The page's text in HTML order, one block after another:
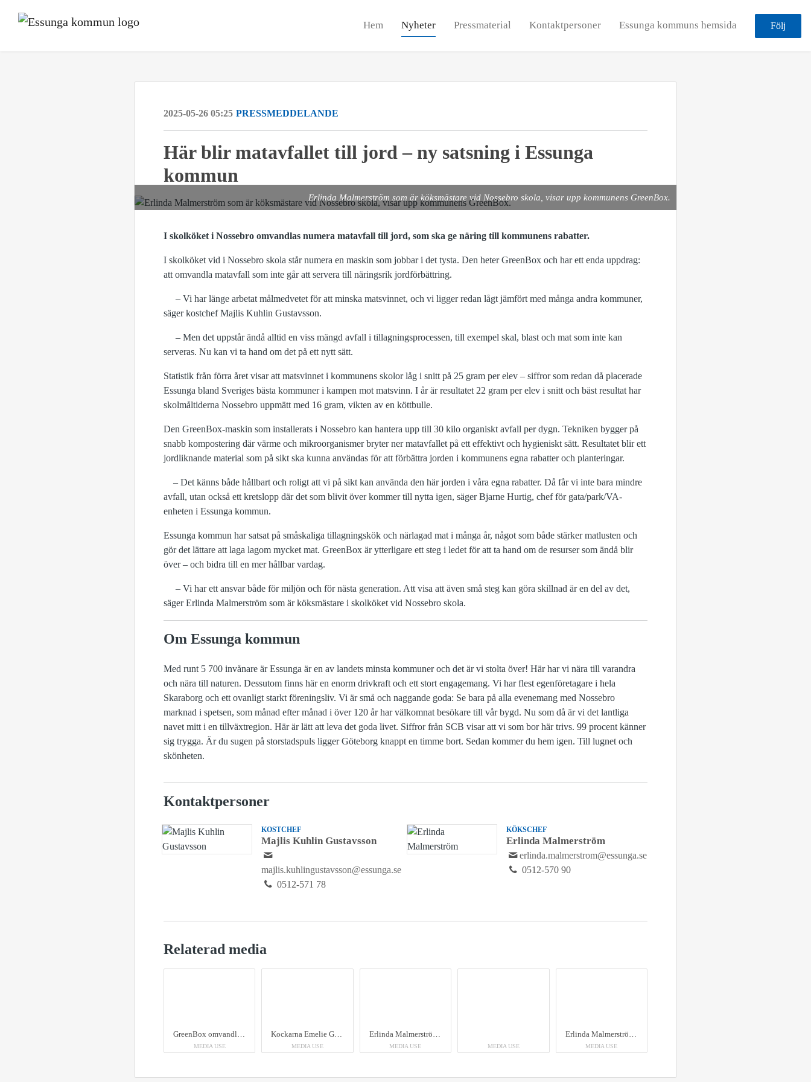
Hem Nyheter Pressmaterial Kontaktpersoner Essunga kommuns hemsida Följ
2025-05-26 05:25 PRESSMEDDELANDE
Här blir matavfallet till jord – ny satsning i Essunga
kommun
Erlinda Malmerström som är köksmästare vid Nossebro skola, visar upp kommunens GreenBox.
I skolköket i Nossebro omvandlas numera matavfall till jord, som ska ge näring till kommunens rabatter.
I skolköket vid i Nossebro skola står numera en maskin som jobbar i det tysta. Den heter GreenBox och har ett enda uppdrag:
att omvandla matavfall som inte går att servera till näringsrik jordförbättring.
– Vi har länge arbetat målmedvetet för att minska matsvinnet, och vi ligger redan lågt jämfört med många andra kommuner,
säger kostchef Majlis Kuhlin Gustavsson.
– Men det uppstår ändå alltid en viss mängd avfall i tillagningsprocessen, till exempel skal, blast och mat som inte kan
serveras. Nu kan vi ta hand om det på ett nytt sätt.
Statistik från förra året visar att matsvinnet i kommunens skolor låg i snitt på 25 gram per elev – siffror som redan då placerade
Essunga bland Sveriges bästa kommuner i kampen mot matsvinn. I år är resultatet 22 gram per elev i snitt och bäst resultat har
skolmåltiderna Nossebro uppmätt med 16 gram, vikten av en köttbulle.
Den GreenBox-maskin som installerats i Nossebro kan hantera upp till 30 kilo organiskt avfall per dygn. Tekniken bygger på
snabb kompostering där värme och mikroorganismer bryter ner matavfallet på ett effektivt och hygieniskt sätt. Resultatet blir ett
jordliknande material som på sikt ska kunna användas för att förbättra jorden i kommunens egna rabatter och planteringar.
– Det känns både hållbart och roligt att vi på sikt kan använda den här jorden i våra egna rabatter. Då får vi inte bara mindre
avfall, utan också ett kretslopp där det som blivit över kommer till nytta igen, säger Bjarne Hurtig, chef för gata/park/VA-
enheten i Essunga kommun.
Essunga kommun har satsat på småskaliga tillagningskök och närlagad mat i många år, något som både stärker matlusten och
gör det lättare att laga lagom mycket mat. GreenBox är ytterligare ett steg i ledet för att ta hand om de resurser som ändå blir
över – och bidra till en mer hållbar vardag.
– Vi har ett ansvar både för miljön och för nästa generation. Att visa att även små steg kan göra skillnad är en del av det,
säger Erlinda Malmerström som är köksmästare i skolköket vid Nossebro skola.
Om Essunga kommun
Med runt 5 700 invånare är Essunga är en av landets minsta kommuner och det är vi stolta över! Här har vi nära till varandra
och nära till naturen. Dessutom finns här en enorm drivkraft och ett stort engagemang. Vi har flest egenföretagare i hela
Skaraborg och ett ovanligt starkt föreningsliv. Vi är små och naggande goda: Se bara på alla evenemang med Nossebro
marknad i spetsen, som månad efter månad i över 120 år har välkomnat besökare till vår bygd. Nu som då är vi det lantliga
navet mitt i en tillväxtregion. Här är lätt att leva det goda livet. Siffror från SCB visar att vi som bor här trivs. 99 procent känner
sig trygga. Är du sugen på storstadspuls ligger Göteborg knappt en timme bort. Sedan kommer du hem igen. Till lugnet och
skönheten.
Kontaktpersoner
KOSTCHEF
Majlis Kuhlin Gustavsson
majlis.kuhlingustavsson@essunga.se
0512-571 78
KÖKSCHEF
Erlinda Malmerström
erlinda.malmerstrom@essunga.se
0512-570 90
Relaterad media
GreenBox omvandlar matavfall till näringsrik jordförbättring.
MEDIA USE
Kockarna Emelie Gustavsson, Martina Enström och köksmästare Erlinda Malmerström vid GreenBoxen i köket vid skolmatsalen vid Nossebro skola.
MEDIA USE
Erlinda Malmerström som är köksmästare vid Nossebro skola, visar upp kommunens GreenBox.
MEDIA USE MEDIA USE
Erlinda Malmerström som är köksmästare vid Nossebro skola, visar upp kommunens GreenBox.
MEDIA USE